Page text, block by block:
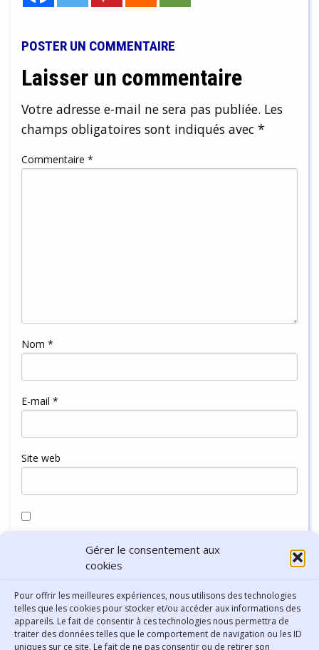
Gérer le consentement aux
cookies
Pour offrir les meilleures expériences, nous utilisons des technologies
telles que les cookies pour stocker et/ou accéder aux informations des
appareils. Le fait de consentir à ces technologies nous permettra de
traiter des données telles que le comportement de navigation ou les ID
uniques sur ce site. Le fait de ne pas consentir ou de retirer son
POSTER UN COMMENTAIRE
Laisser un commentaire
Votre adresse e-mail ne sera pas publiée. Les
champs obligatoires sont indiqués avec *
Commentaire *
Nom *
E-mail *
Site web
navigateur pour mon prochain commentaire.